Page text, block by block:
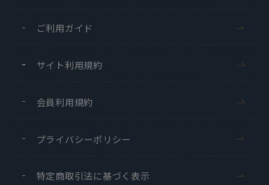
ご利用ガイド
サイト利用規約
会員利用規約
プライバシーポリシー
特定商取引法に基づく表示